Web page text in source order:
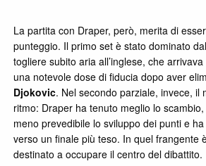
La partita con Draper, però, merita di
punteggio. Il primo set è stato dominato
togliere subito aria all’inglese, che
una notevole dose di fiducia dopo aver
Djokovic. Nel secondo parziale, invece, il
ritmo: Draper ha tenuto meglio lo
meno prevedibile lo sviluppo dei punti e ha
verso un finale più teso. In quel frangente
destinato a occupare il centro del dibattito.